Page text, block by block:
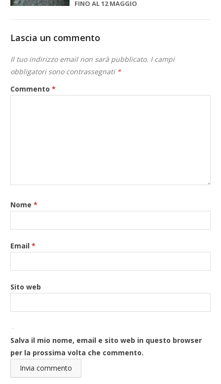
FINO AL 12 MAGGIO
Lascia un commento
Il tuo indirizzo email non sarà pubblicato. I campi
obbligatori sono contrassegnati *
Commento*
Nome*
Email*
Sito web
Salva il mio nome, email e sito web in questo browser
per la prossima volta che commento.